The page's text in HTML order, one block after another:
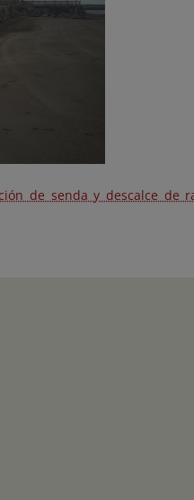
de senda y descalce de